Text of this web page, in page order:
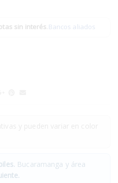
sin interés.Bancos aliados
Bucaramanga y área